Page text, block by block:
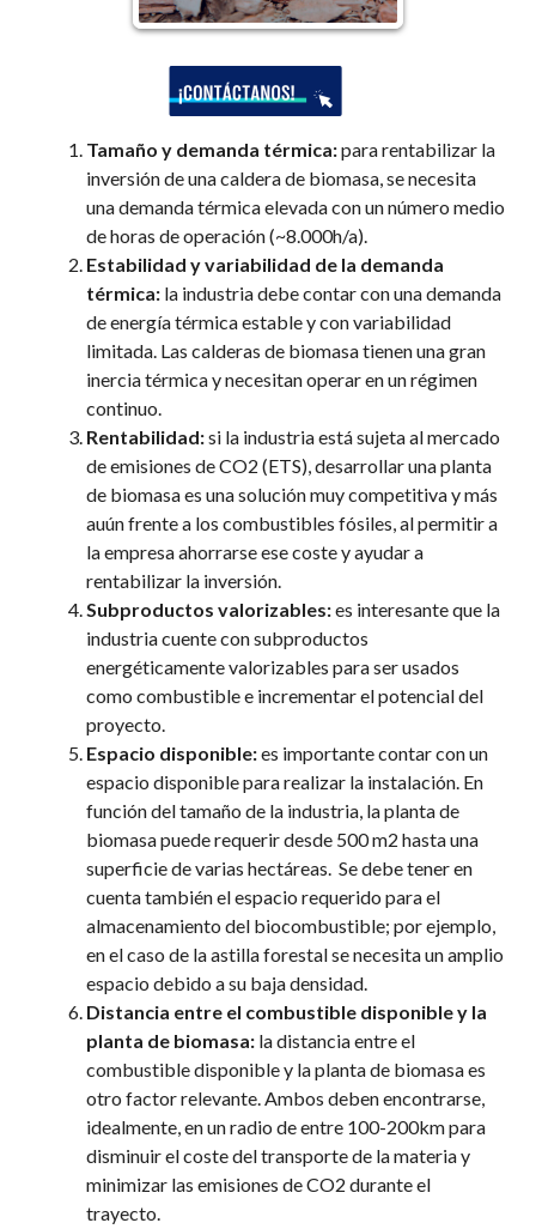
Tamaño y demanda térmica:para rentabilizar la
inversión de una caldera de biomasa, se necesita
una demanda térmica elevada con un número medio
de horas de operación (~8.000h/a).
Estabilidad y variabilidad de la demanda
térmica: la industria debe contar con una demanda
de energía térmica estable y con variabilidad
limitada. Las calderas de biomasa tienen una gran
inercia térmica y necesitan operar en un régimen
continuo.
Rentabilidad:si la industria está sujeta al mercado
de emisiones de CO2(ETS), desarrollar una planta
de biomasa es una solución muy competitiva y más
auún frente a los combustibles fósiles, al permitir a
la empresa ahorrarse ese coste y ayudar a
rentabilizar la inversión.
Subproductos valorizables:es interesante que la
industria cuente con subproductos
energéticamente valorizables para ser usados
como combustible e incrementar el potencial del
proyecto.
Espacio disponible:es importante contar con un
espacio disponible para realizar la instalación. En
función del tamaño de la industria, la planta de
biomasa puede requerir desde 500 m2 hasta una
superficie de varias hectáreas. Se debe tener en
cuenta también el espacio requerido para el
almacenamiento del biocombustible; por ejemplo,
en el caso de la astilla forestal se necesita un amplio
espacio debido a su baja densidad.
Distancia entre el combustible disponible y la
planta de biomasa: la distancia entre el
combustible disponible y la planta de biomasa es
otro factor relevante. Ambos deben encontrarse,
idealmente, en un radio de entre 100-200km para
disminuir el coste del transporte de la materia y
minimizar las emisiones de CO2 durante el
trayecto.